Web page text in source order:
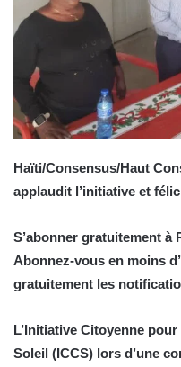
Haïti/Consensus/Haut
applaudit l’initiative et
S’abonner gratuitement à
Abonnez-vous en moins
gratuitement les
L’Initiative Citoyenne
Soleil (ICCS) lors d’une